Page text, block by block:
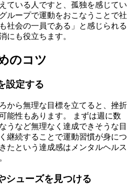
ている人ですと、孤独を感じてい
ループで運動をおこなうことで社
社会の一員である」と感じられる
にも役立ちます。
のコツ
設定する
から無理な目標を立てると、挫折
能性もあります。 まずは週に数
うなど無理なく達成できそうな目
継続することで運動習慣が身につ
たという達成感はメンタルヘルス
シューズを見つける